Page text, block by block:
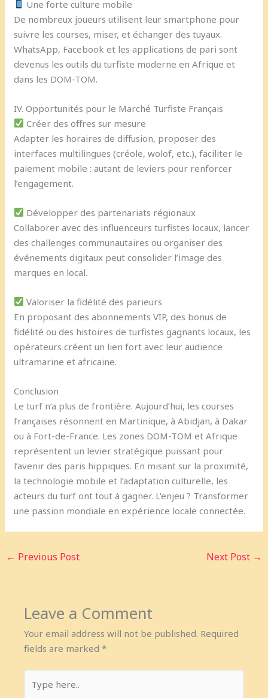
Une forte culture mobile
De nombreux joueurs utilisent leur smartphone pour
suivre les courses, miser, et échanger des tuyaux.
WhatsApp, Facebook et les applications de pari sont
devenus les outils du turfiste moderne en Afrique et
dans les DOM-TOM.
IV. Opportunités pour le Marché Turfiste Français
Créer des offres sur mesure
Adapter les horaires de diffusion, proposer des
interfaces multilingues (créole, wolof, etc.), faciliter le
paiement mobile : autant de leviers pour renforcer
l’engagement.
Développer des partenariats régionaux
Collaborer avec des influenceurs turfistes locaux, lancer
des challenges communautaires ou organiser des
événements digitaux peut consolider l’image des
marques en local.
Valoriser la fidélité des parieurs
En proposant des abonnements VIP, des bonus de
fidélité ou des histoires de turfistes gagnants locaux, les
opérateurs créent un lien fort avec leur audience
ultramarine et africaine.
Conclusion
Le turf n’a plus de frontière. Aujourd’hui, les courses
françaises résonnent en Martinique, à Abidjan, à Dakar
ou à Fort-de-France. Les zones DOM-TOM et Afrique
représentent un levier stratégique puissant pour
l’avenir des paris hippiques. En misant sur la proximité,
la technologie mobile et l’adaptation culturelle, les
acteurs du turf ont tout à gagner. L’enjeu ? Transformer
une passion mondiale en expérience locale connectée.
← Previous Post Next Post →
Leave a Comment
Your email address will not be published. Required
fields are marked*
here..